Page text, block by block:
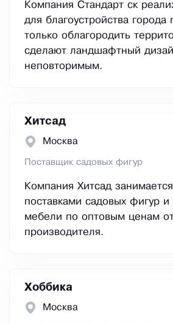
Компания Стандарт ск
для благоустройства города
только облагородить
сделают ландшафтный
неповторимым.
Хитсад
Москва
Поставщик садовых фигур
Компания Хитсад
поставками садовых фигур и
мебели по оптовым ценам
производителя.
Хоббика
Москва